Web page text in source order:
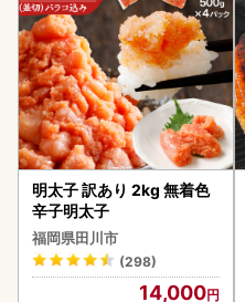
明太子 訳あり 2kg 無着色
辛子明太子
福岡県田川市
(298)
14,000